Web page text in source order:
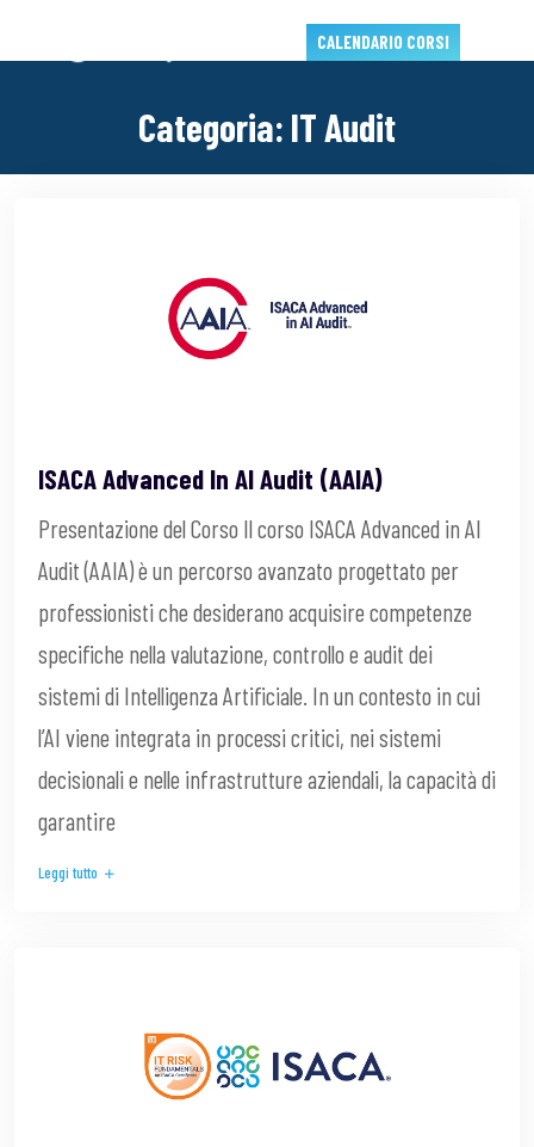
CALENDARIO CORSI
Categoria: IT Audit
ISACA Advanced In AI Audit (AAIA)
Presentazione del Corso Il corso ISACA Advanced in AI
Audit (AAIA) è un percorso avanzato progettato per
professionisti che desiderano acquisire competenze
specifiche nella valutazione, controllo e audit dei
sistemi di Intelligenza Artificiale. In un contesto in cui
l’AI viene integrata in processi critici, nei sistemi
decisionali e nelle infrastrutture aziendali, la capacità di
garantire
Leggi tutto